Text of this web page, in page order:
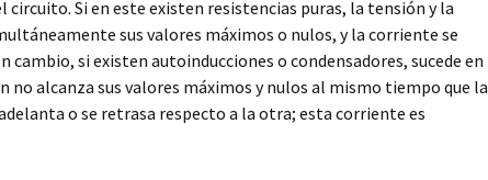
circuito. Si en este existen resistencias puras, la tensión y la
sus valores máximos o nulos, y la corriente se
cambio, si existen autoinducciones o condensadores, sucede en
no alcanza sus valores máximos y nulos al mismo tiempo que la
o se retrasa respecto a la otra; esta corriente es